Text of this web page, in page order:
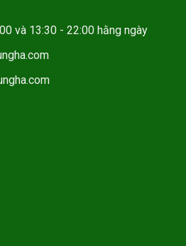
và 13:30 - 22:00 hằng ngày